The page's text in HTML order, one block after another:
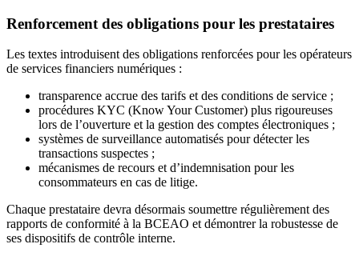
Renforcement des obligations pour les prestataires
Les textes introduisent des obligations renforcées pour les opérateurs
de services financiers numériques :
transparence accrue des tarifs et des conditions de service ;
procédures KYC (Know Your Customer) plus rigoureuses
lors de l’ouverture et la gestion des comptes électroniques ;
systèmes de surveillance automatisés pour détecter les
transactions suspectes ;
mécanismes de recours et d’indemnisation pour les
consommateurs en cas de litige.
Chaque prestataire devra désormais soumettre régulièrement des
rapports de conformité à la BCEAO et démontrer la robustesse de
ses dispositifs de contrôle interne.